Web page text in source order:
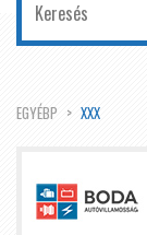
EGYÉBP XXX